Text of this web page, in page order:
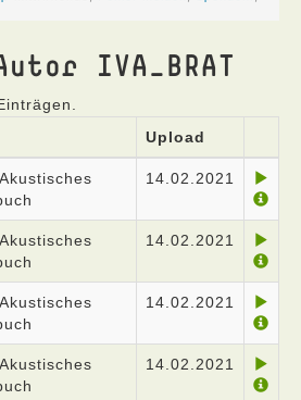
IVA_BRAT
Upload
14.02.2021
14.02.2021
14.02.2021
14.02.2021